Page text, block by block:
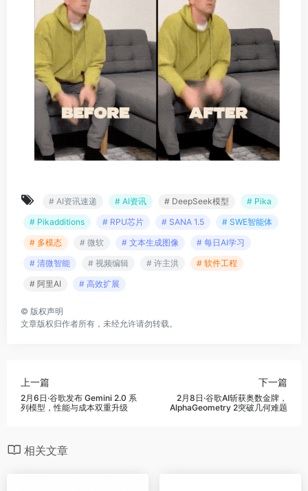
# AI资讯速递 # AI资讯 # DeepSeek模型
# Pika
# Pikadditions
# RPU芯片 # SANA 1.5
# SWE智能体
# 多模态
# 微软 # 文本生成图像
# 每日AI学习
# 清微智能
# 视频编辑 # 许主洪
# 软件工程
# 阿里AI
# 高效扩展
© 版权声明
文章版权归作者所有，未经允许请勿转载。
上一篇
2月6日·谷歌发布 Gemini 2.0 系
列模型，性能与成本双重升级
下一篇
2月8日·谷歌AI斩获奥数金牌，
AlphaGeometry 2突破几何难题
相关文章